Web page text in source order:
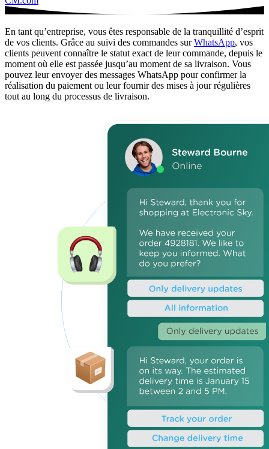
En tant qu’entreprise, vous êtes responsable de la tranquillité d’esprit
de vos clients. Grâce au suivi des commandes surWhatsApp, vos
clients peuvent connaître le statut exact de leur commande, depuis le
moment où elle est passée jusqu’au moment de sa livraison. Vous
pouvez leur envoyer des messages WhatsApp pour confirmer la
réalisation du paiement ou leur fournir des mises à jour régulières
tout au long du processus de livraison.